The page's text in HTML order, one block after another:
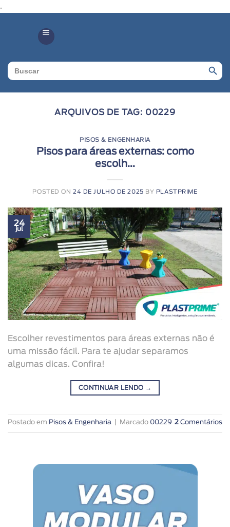
.
Search
for:
Search
ARQUIVOS DE TAG: 00229
PISOS & ENGENHARIA
Pisos para áreas externas: como
escolh...
POSTED ON24 DE JULHO DE 2025 BY PLASTPRIME
24
jul
Escolher revestimentos para áreas externas não é
uma missão fácil. Para te ajudar separamos
algumas dicas. Confira!
CONTINUAR LENDO →
Postado em Pisos & Engenharia Marcado 00229 2 Comentários